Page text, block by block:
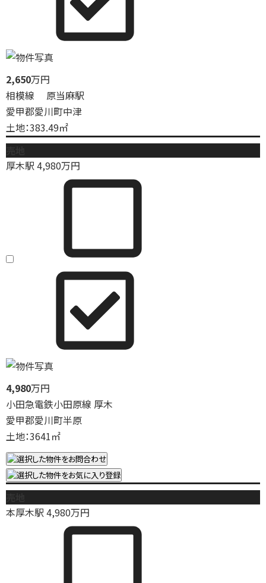
2,650万円
相模線 原当麻駅
愛甲郡愛川町中津
土地：383.49㎡
厚木駅4,980万円
4,980万円
小田急電鉄小田原線 厚木
愛甲郡愛川町半原
土地：3641㎡
本厚木駅4,980万円